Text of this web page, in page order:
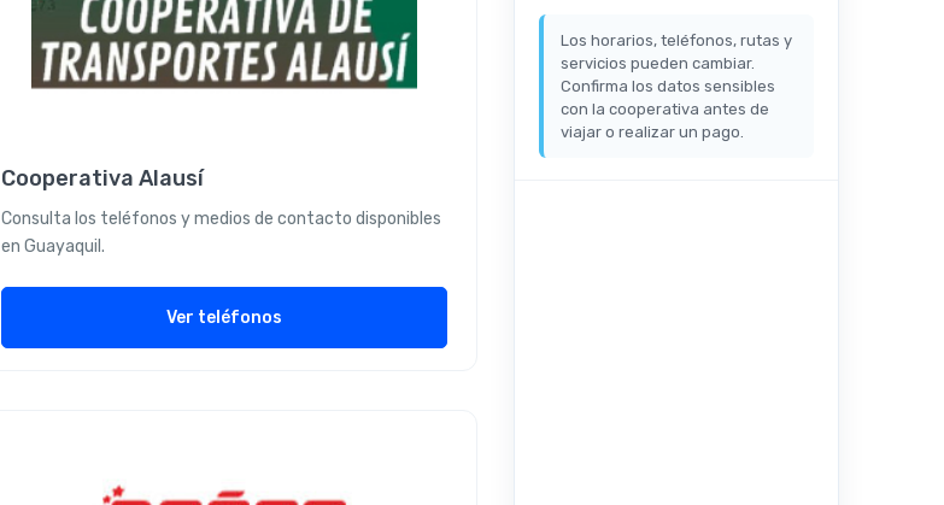
Cooperativa Alausí
Consulta los teléfonos y medios de contacto disponibles
en Guayaquil.
Ver teléfonos
Los horarios, teléfonos, rutas y
servicios pueden cambiar.
Confirma los datos sensibles
con la cooperativa antes de
viajar o realizar un pago.